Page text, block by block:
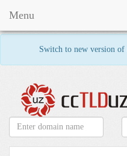
Switch to new version of
Menu